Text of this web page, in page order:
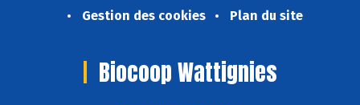
Gestion des cookies
Plan du site
Biocoop Wattignies